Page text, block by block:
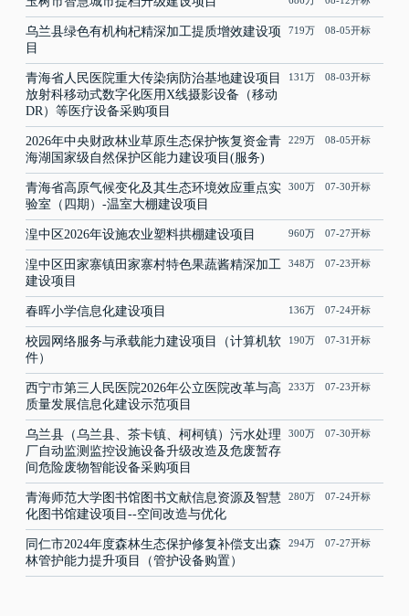
乌兰县绿色有机枸杞精深加工提质增效建设项
目
719万 08-05开标
青海省人民医院重大传染病防治基地建设项目
放射科移动式数字化医用X线摄影设备（移动
DR）等医疗设备采购项目
131万 08-03开标
2026年中央财政林业草原生态保护恢复资金青
海湖国家级自然保护区能力建设项目(服务)
229万 08-05开标
青海省高原气候变化及其生态环境效应重点实
验室（四期）-温室大棚建设项目
300万 07-30开标
湟中区2026年设施农业塑料拱棚建设项目 960万 07-27开标
湟中区田家寨镇田家寨村特色果蔬酱精深加工
建设项目
348万 07-23开标
春晖小学信息化建设项目 136万 07-24开标
校园网络服务与承载能力建设项目（计算机软
件）
190万 07-31开标
西宁市第三人民医院2026年公立医院改革与高
质量发展信息化建设示范项目
233万 07-23开标
乌兰县（乌兰县、茶卡镇、柯柯镇）污水处理
厂自动监测监控设施设备升级改造及危废暂存
间危险废物智能设备采购项目
300万 07-30开标
青海师范大学图书馆图书文献信息资源及智慧
化图书馆建设项目--空间改造与优化
280万 07-24开标
同仁市2024年度森林生态保护修复补偿支出森
林管护能力提升项目（管护设备购置）
294万 07-27开标